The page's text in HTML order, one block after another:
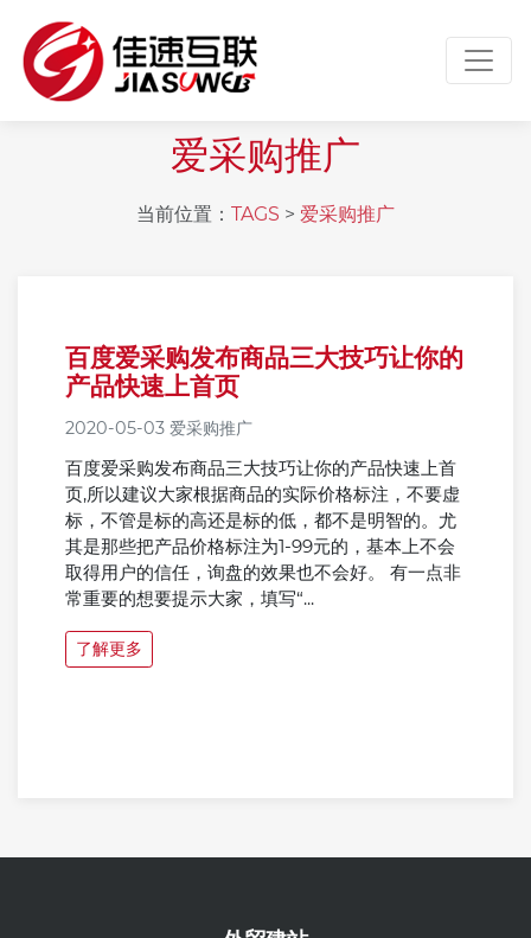
爱采购推广
当前位置： TAGS > 爱采购推广
百度爱采购发布商品三大技巧让你的
产品快速上首页
2020-05-03 爱采购推广
百度爱采购发布商品三大技巧让你的产品快速上首
页,所以建议大家根据商品的实际价格标注，不要虚
标，不管是标的高还是标的低，都不是明智的。尤
其是那些把产品价格标注为1-99元的，基本上不会
取得用户的信任，询盘的效果也不会好。 有一点非
常重要的想要提示大家，填写“...
了解更多